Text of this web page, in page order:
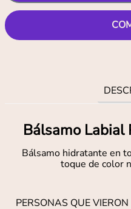
Bálsamo Labial
Bálsamo hidratante en
toque de color
PERSONAS QUE